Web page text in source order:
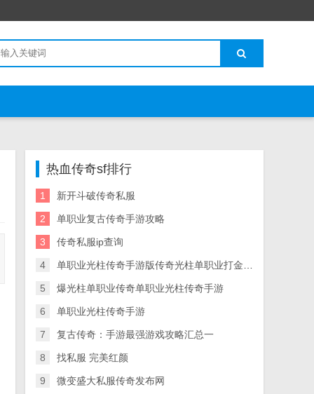
热血传奇sf排行
1 新开斗破传奇私服
2 单职业复古传奇手游攻略
3 传奇私服ip查询
4 单职业光柱传奇手游版传奇光柱单职业打金手游
5 爆光柱单职业传奇单职业光柱传奇手游
6 单职业光柱传奇手游
7 复古传奇：手游最强游戏攻略汇总一
8 找私服 完美红颜
9 微变盛大私服传奇发布网